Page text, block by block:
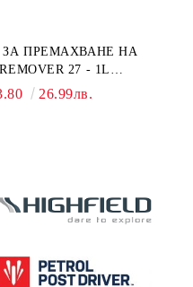
ЗА ПРЕМАХВАНЕ НА
27 - 1L
26.99лв.